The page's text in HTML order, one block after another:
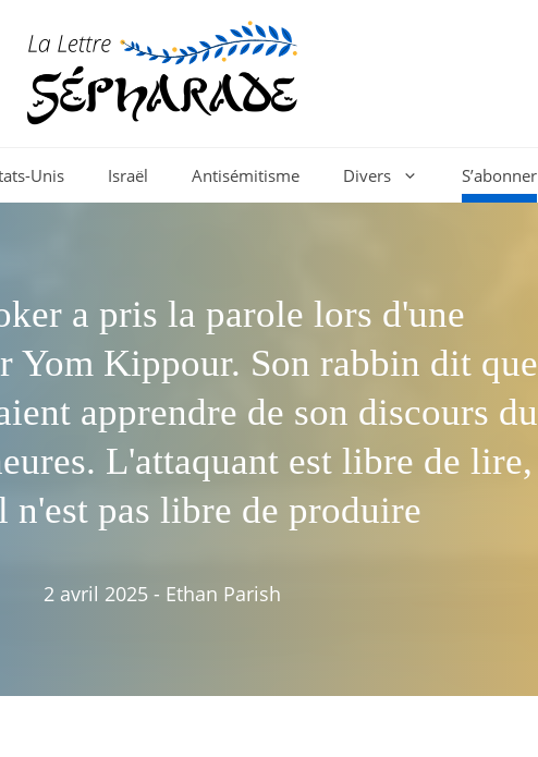
Unis Israël Antisémitisme Divers S’abonner
a pris la parole lors d'une
Yom Kippour. Son rabbin dit que
apprendre de son discours du
L'attaquant est libre de lire,
n'est pas libre de produire
2 avril 2025 - Ethan Parish